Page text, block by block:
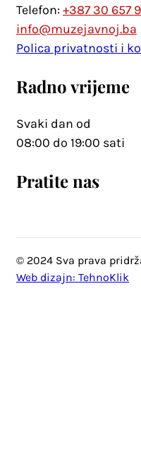
Telefon: +387 30 657
info@muzejavnoj.ba
Polica privatnosti i
Radno vrijeme
Svaki dan od
08:00 do 19:00 sati
Pratite nas
© 2024 Sva prava
Web dizajn: TehnoKlik